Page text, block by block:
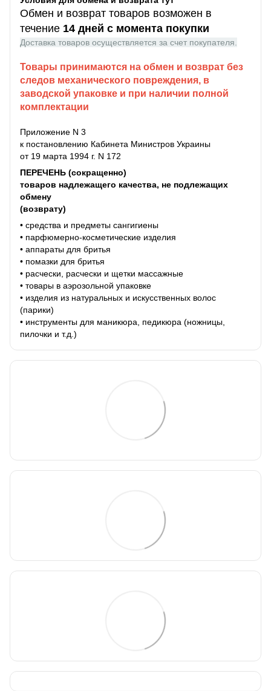
Обмен и возврат товаров возможен в
течение 14 дней с момента покупки
Доставка товаров осуществляется за счет покупателя.
Товары принимаются на обмен и возврат без
следов механического повреждения, в
заводской упаковке и при наличии полной
комплектации
Приложение N 3
к постановлению Кабинета Министров Украины
от 19 марта 1994 г. N 172
ПЕРЕЧЕНЬ (сокращенно)
товаров надлежащего качества, не подлежащих
обмену
(возврату)
• средства и предметы сангигиены
• парфюмерно-косметические изделия
• аппараты для бритья
• помазки для бритья
• расчески, расчески и щетки массажные
• товары в аэрозольной упаковке
• изделия из натуральных и искусственных волос
(парики)
• инструменты для маникюра, педикюра (ножницы,
пилочки и т.д.)